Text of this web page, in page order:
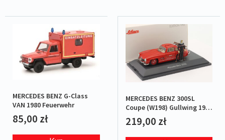
MERCEDES BENZ G-Class
VAN 1980 Feuerwehr
85,00 zł
MERCEDES BENZ 300SL
Coupe (W198) Gullwing 1954
w/Ski + figurka
219,00 zł